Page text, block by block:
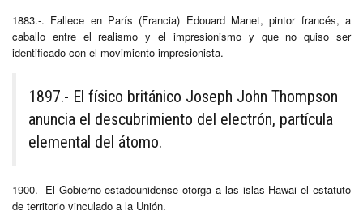
1883.-. Fallece en París (Francia) Edouard Manet, pintor francés, a
caballo entre el realismo y el impresionismo y que no quiso ser
identificado con el movimiento impresionista.
1897.- El físico británico Joseph John Thompson
anuncia el descubrimiento del electrón, partícula
elemental del átomo.
1900.- El Gobierno estadounidense otorga a las islas Hawai el estatuto
de territorio vinculado a la Unión.